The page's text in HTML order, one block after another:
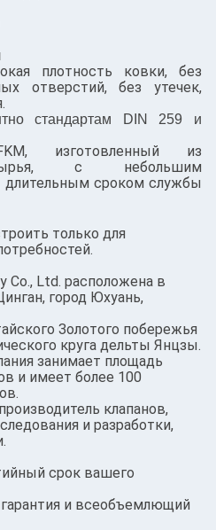
плотность ковки, без
отверстий, без утечек,
стандартам DIN 259 и
изготовленный из
с небольшим
сроком службы
только для
Co., Ltd. расположена в
город Юхуань,
Золотого побережья
круга дельты Янцзы.
занимает площадь
и имеет более 100
клапанов,
и разработки,
срок вашего
и всеобъемлющий